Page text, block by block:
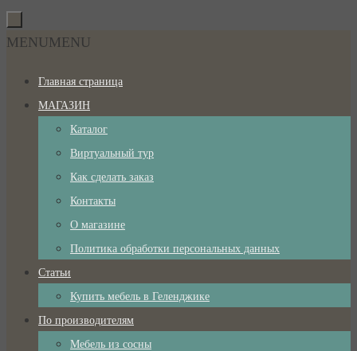
Перейти
к
Перейти
содержимому
MENUMENU
Главная страница
МАГАЗИН
Каталог
Виртуальный тур
Как сделать заказ
Контакты
О магазине
Политика обработки персональных данных
Статьи
Купить мебель в Геленджике
По производителям
Мебель из сосны